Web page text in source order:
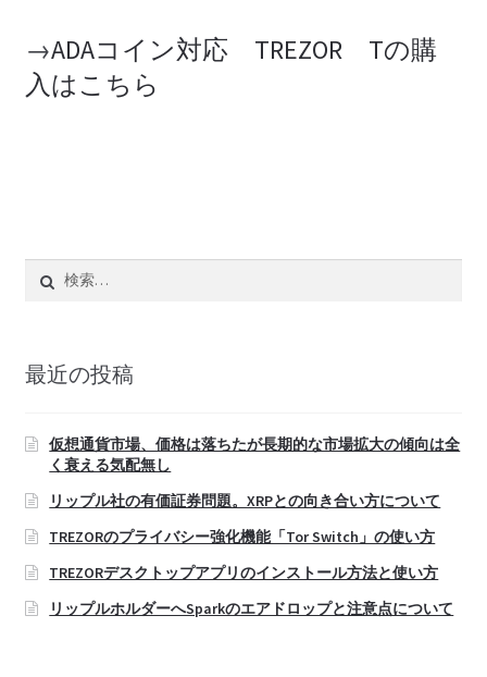
→ADAコイン対応 TREZOR Tの購
入はこちら
最近の投稿
仮想通貨市場、価格は落ちたが長期的な市場拡大の傾向は全
く衰える気配無し
リップル社の有価証券問題。XRPとの向き合い方について
TREZORのプライバシー強化機能「Tor Switch」の使い方
TREZORデスクトップアプリのインストール方法と使い方
リップルホルダーへSparkのエアドロップと注意点について